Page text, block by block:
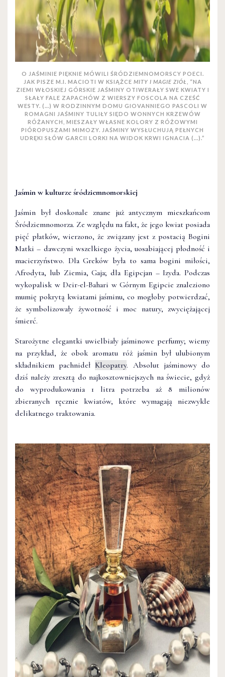
O JAŚMINIE PIĘKNIE MÓWILI ŚRÓDZIEMNOMORSCY POECI.
JAK PISZE M.I. MACIOTI W KSIĄŻCE MITY I MAGIE ZIÓŁ
, “NA
ZIEMI WŁOSKIEJ GÓRSKIE JAŚMINY OTIWERAŁY SWE KWIATY I
SŁAŁY FALE ZAPACHÓW Z WIERSZY FOSCOLA NA CZEŚĆ
WESTY. (…) W RODZINNYM DOMU GIOVANNIEGO PASCOLI W
ROMAGNI JAŚMINY TULIŁY SIĘDO WONNYCH KRZEWÓW
RÓŻANYCH, MIESZAŁY WŁASNE KOLORY Z RÓŻOWYMI
PIÓROPUSZAMI MIMOZY. JAŚMINY WYSŁUCHUJĄ PEŁNYCH
UDRĘKI SŁÓW GARCII LORKI NA WIDOK KRWI IGNACIA (…).”
Jaśmin w kulturze śródziemnomorskiej
Jaśmin był doskonale znane już antycznym mieszkańcom
Śródziemnomorza. Ze względu na fakt, że jego kwiat posiada
pięć płatków, wierzono, że związany jest z postacią Bogini
Matki – dawczyni wszelkiego życia, uosabiającej płodność i
macierzyństwo. Dla Greków była to sama bogini miłości,
Afrodyta, lub Ziemia, Gaja; dla Egipcjan – Izyda. Podczas
wykopalisk w Deir-el-Bahari w Górnym Egipcie znaleziono
mumię pokrytą kwiatami jaśminu, co mogłoby potwierdzać,
że symbolizowały żywotność i moc natury, zwyciężającej
śmierć.
Starożytne elegantki uwielbiały jaśminowe perfumy; wiemy
na przykład, że obok aromatu róż jaśmin był ulubionym
składnikiem pachnideł Kleopatry. Absolut jaśminowy do
dziś należy zresztą do najkosztowniejszych na świecie, gdyż
do wyprodukowania 1 litra potrzeba aż 8 milionów
zbieranych ręcznie kwiatów, które wymagają niezwykle
delikatnego traktowania.